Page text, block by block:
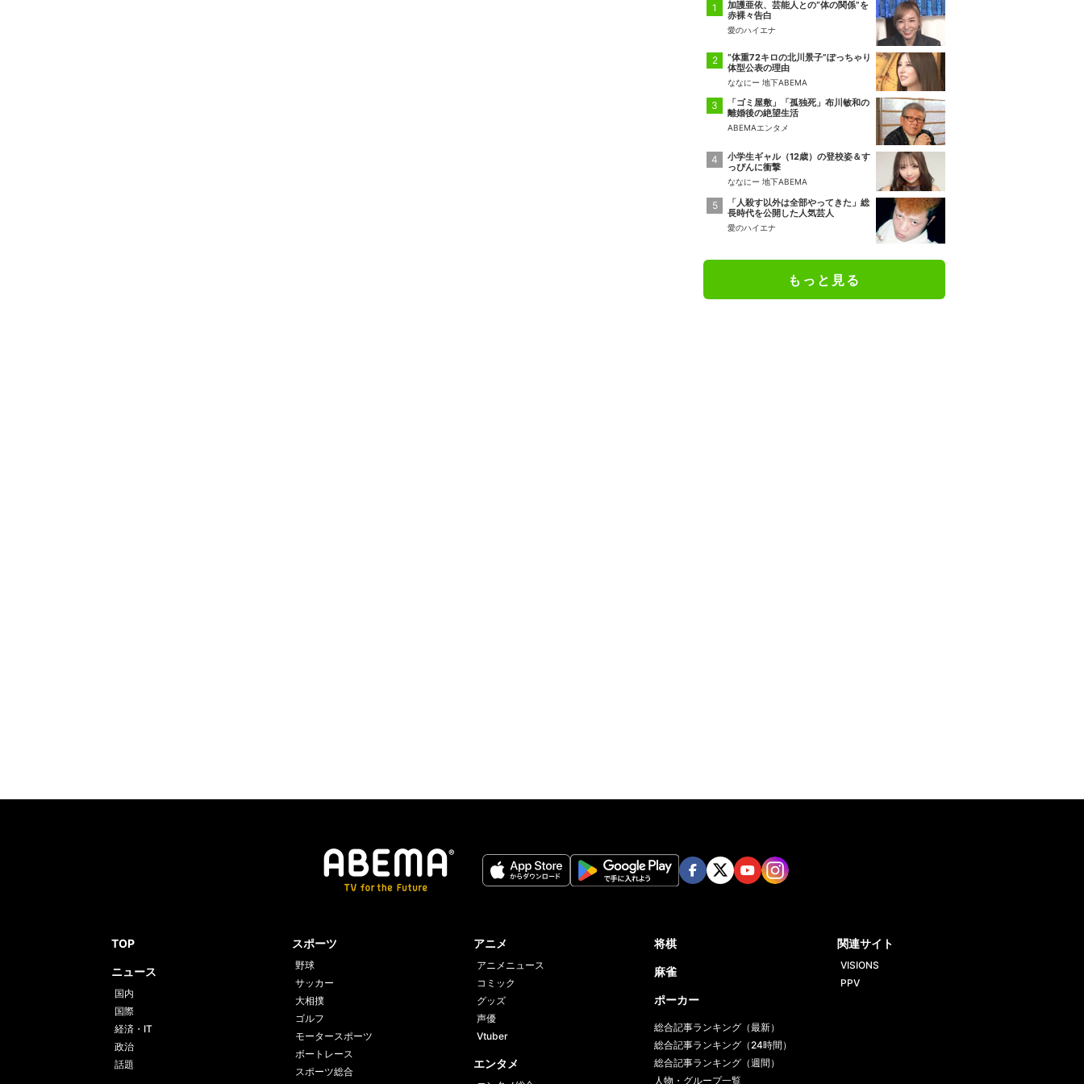
加護亜依、芸能人との“体の関係”を
赤裸々告白
愛のハイエナ
“体重72キロの北川景子”ぽっちゃり
体型公表の理由
ななにー 地下ABEMA
「ゴミ屋敷」「孤独死」布川敏和の
離婚後の絶望生活
ABEMAエンタメ
小学生ギャル（12歳）の登校姿＆す
っぴんに衝撃
ななにー 地下ABEMA
「人殺す以外は全部やってきた」総
長時代を公開した人気芸人
愛のハイエナ
もっと見る
TOP
ニュース
国内
国際
経済・IT
政治
話題
スポーツ
野球
サッカー
大相撲
ゴルフ
モータースポーツ
ボートレース
スポーツ総合
アニメ
アニメニュース
コミック
グッズ
声優
Vtuber
エンタメ
将棋
麻雀
ポーカー
総合記事ランキング（最新）
総合記事ランキング（24時間）
総合記事ランキング（週間）
人物・グループ一覧
関連サイト
VISIONS
PPV